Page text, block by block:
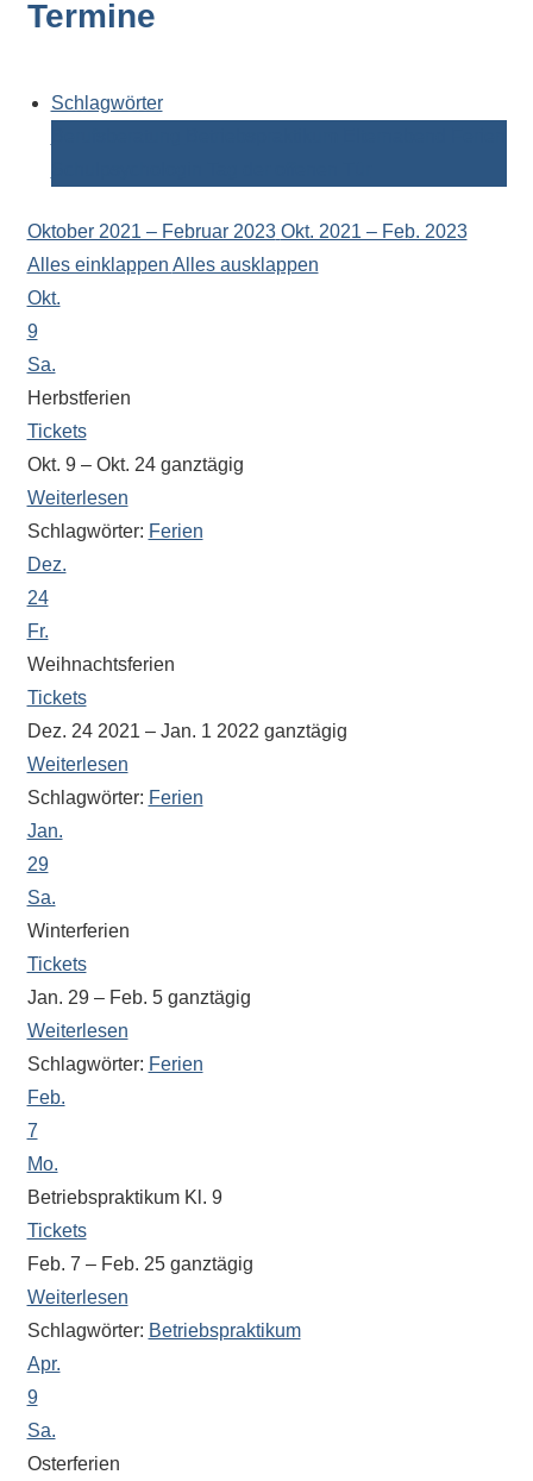
Kontaktdaten,
Zusammensetzung
oder
zur
Ausstattung
der
wir
versuchen
auf
alle
Fragen
Antworten
zu
bieten.
Daneben
gibt
es
viele
Aktivitäten
an
unserer
Schule.
Ob
Sprach-,
Mathematik-
oder
Sportwettkampf,
Musik-
oder
Exkursion
oder
Reise
–
unsere
Schülerinnen
und
Schüler
sind
Termine
Schlagwörter
Oktober 2021 – Februar 2023 Okt. 2021 – Feb. 2023
Alles einklappen Alles ausklappen
Okt.
9
Sa.
Herbstferien
Tickets
Okt. 9 – Okt. 24 ganztägig
Weiterlesen
Schlagwörter: Ferien
Dez.
24
Fr.
Weihnachtsferien
Tickets
Dez. 24 2021 – Jan. 1 2022 ganztägig
Weiterlesen
Schlagwörter: Ferien
Jan.
29
Sa.
Winterferien
Tickets
Jan. 29 – Feb. 5 ganztägig
Weiterlesen
Schlagwörter: Ferien
Feb.
7
Mo.
Betriebspraktikum Kl. 9
Tickets
Feb. 7 – Feb. 25 ganztägig
Weiterlesen
Schlagwörter: Betriebspraktikum
Apr.
9
Sa.
Osterferien